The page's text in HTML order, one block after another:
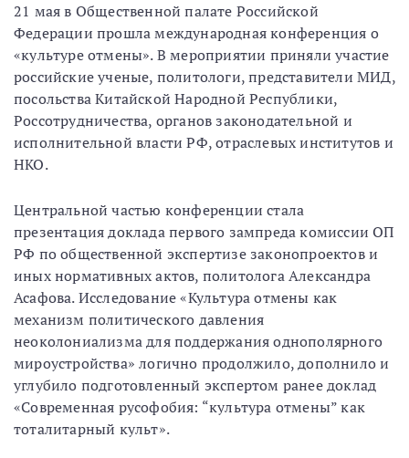
21 мая в Общественной палате Российской
Федерации прошла международная конференция о
«культуре отмены». В мероприятии приняли участие
российские ученые, политологи, представители МИД,
посольства Китайской Народной Республики,
Россотрудничества, органов законодательной и
исполнительной власти РФ, отраслевых институтов и
НКО.
Центральной частью конференции стала
презентация доклада первого зампреда комиссии ОП
РФ по общественной экспертизе законопроектов и
иных нормативных актов, политолога Александра
Асафова. Исследование «Культура отмены как
механизм политического давления
неоколониализма для поддержания однополярного
мироустройства» логично продолжило, дополнило и
углубило подготовленный экспертом ранее доклад
«Современная русофобия: “культура отмены” как
тоталитарный культ».